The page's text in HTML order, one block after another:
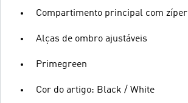
Compartimento principal com zíper
Alças de ombro ajustáveis
Primegreen
Cor do artigo: Black / White